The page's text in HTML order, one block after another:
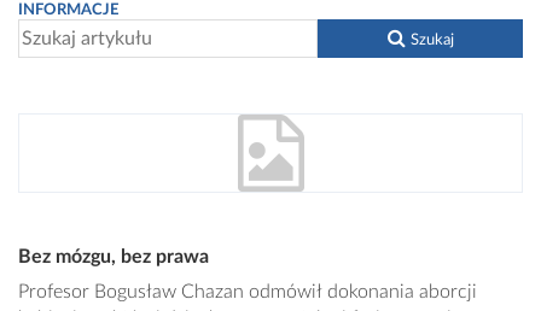
INFORMACJE
Szukaj
Bez mózgu, bez prawa
Profesor Bogusław Chazan odmówił dokonania aborcji